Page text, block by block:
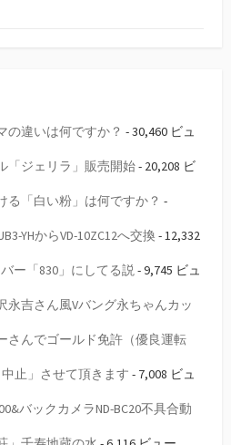
の違いは何ですか？ - 30,460 ビュ
「ジェリラ」販売開始- 20,208 ビ
る「白い粉」は何ですか？ -
YHからVD-10ZC12へ交換 - 12,332
ー「830」にしてる説- 9,745 ビュ
永吉さん風Vバング永ちゃんカッ
さんでゴールド免許（優良運転
止」させて頂きます - 7,008 ビュ
バックカメラND-BC20不具合動